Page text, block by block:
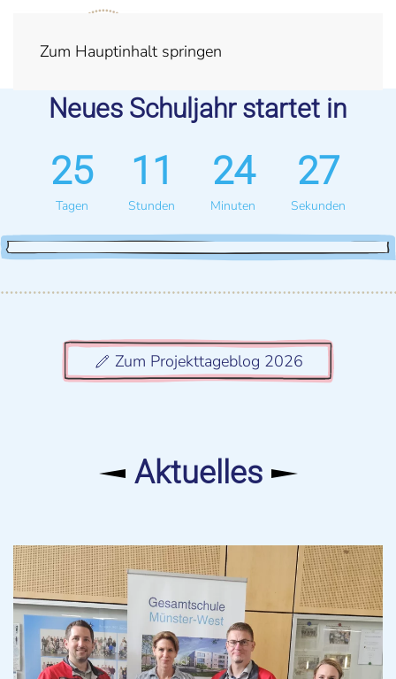
Zum Hauptinhalt springen
Neues Schuljahr startet in
25
Tagen
11
Stunden
24
Minuten
27
Sekunden
Zum Projekttageblog 2026
Aktuelles